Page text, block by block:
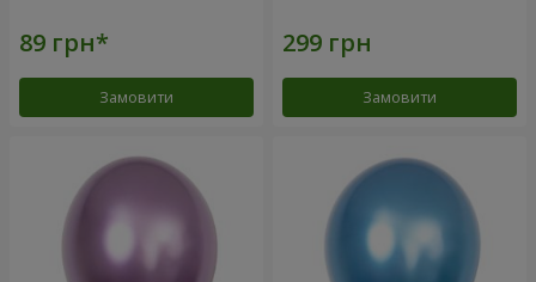
Замовити Замовити